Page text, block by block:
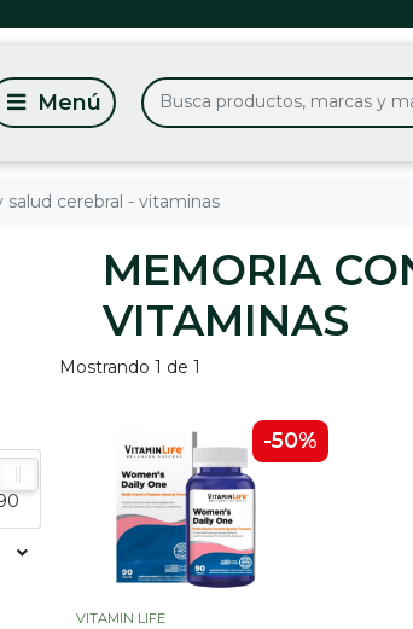
cerebral - vitaminas
MEMORIA
VITAMINAS
Mostrando 1 de 1
-50%
VITAMIN LIFE